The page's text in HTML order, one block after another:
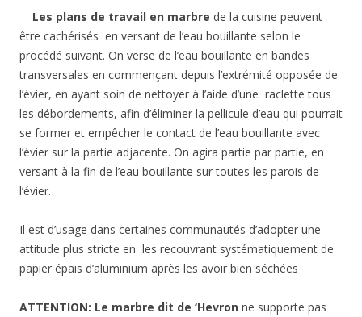
Les plans de travail en marbre de la cuisine peuvent
être cachérisés en versant de l’eau bouillante selon le
procédé suivant. On verse de l’eau bouillante en bandes
transversales en commençant depuis l’extrémité opposée de
l’évier, en ayant soin de nettoyer à l’aide d’une raclette tous
les débordements, afin d’éliminer la pellicule d’eau qui pourrait
se former et empêcher le contact de l’eau bouillante avec
l’évier sur la partie adjacente. On agira partie par partie, en
versant à la fin de l’eau bouillante sur toutes les parois de
l’évier.
Il est d’usage dans certaines communautés d’adopter une
attitude plus stricte en les recouvrant systématiquement de
papier épais d’aluminium après les avoir bien séchées
ATTENTION: Le marbre dit de ‘Hevron ne supporte pas